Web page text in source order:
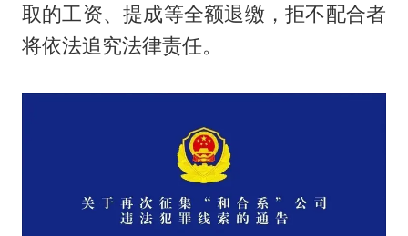
取的工资、提成等全额退缴，拒不配合者
将依法追究法律责任。